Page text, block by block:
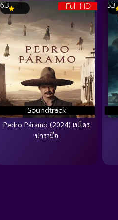
Full HD
Soundtrack
6.3
Pedro Páramo (2024) เปโดร
ปารามือ
5.3